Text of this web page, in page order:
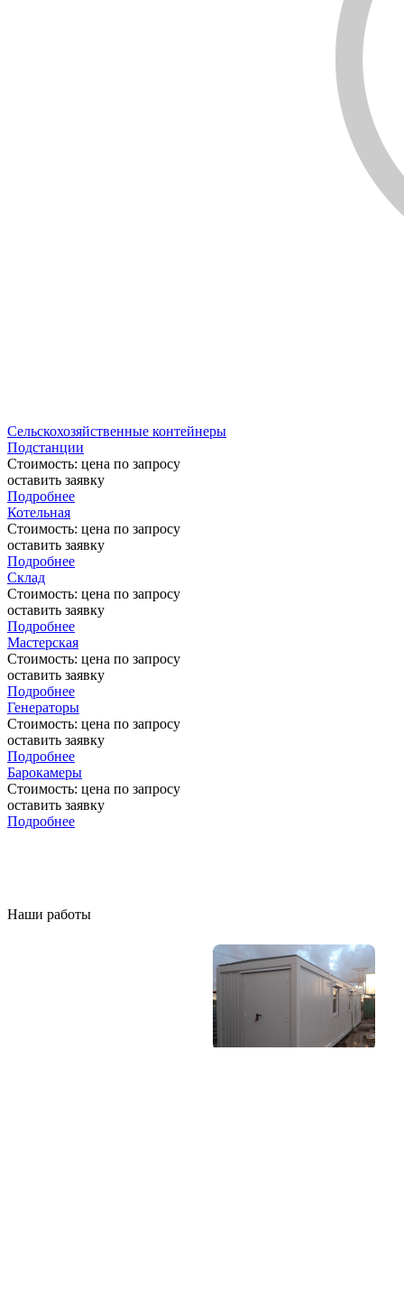
Сельскохозяйственные контейнеры
Подстанции
Стоимость: цена по запросу
оставить заявку
Подробнее
Котельная
Стоимость: цена по запросу
оставить заявку
Подробнее
Склад
Стоимость: цена по запросу
оставить заявку
Подробнее
Мастерская
Стоимость: цена по запросу
оставить заявку
Подробнее
Генераторы
Стоимость: цена по запросу
оставить заявку
Подробнее
Барокамеры
Стоимость: цена по запросу
оставить заявку
Подробнее
Наши работы